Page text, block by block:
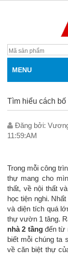
MENU
Tìm hiểu cách
Đăng bởi:
11:59:AM
Trong mỗi công
thự mang cho
thất, về nội thất
học tiện nghi.
và diện tích quá
thự vườn 1 tâng.
nhà 2 tầngđến từ
biết mỗi chúng ta
về căn biệt thự